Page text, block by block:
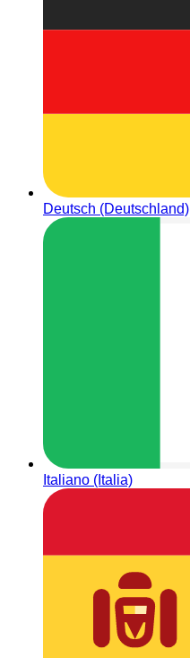
Deutsch (Deutschland)
Italiano (Italia)